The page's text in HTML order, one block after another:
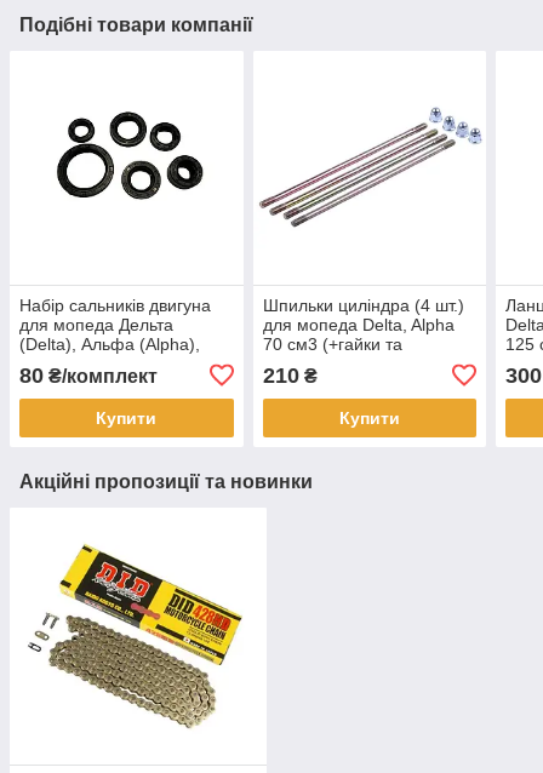
Подібні товари компанії
Набір сальників двигуна
для мопеда Дельта
(Delta), Альфа (Alpha),
80 ₴/комплект
Купити
Шпильки циліндра (4 шт.)
для мопеда Delta, Alpha
70 см3 (+гайки та
210₴
Купити
125
300
Акційні пропозиції та новинки